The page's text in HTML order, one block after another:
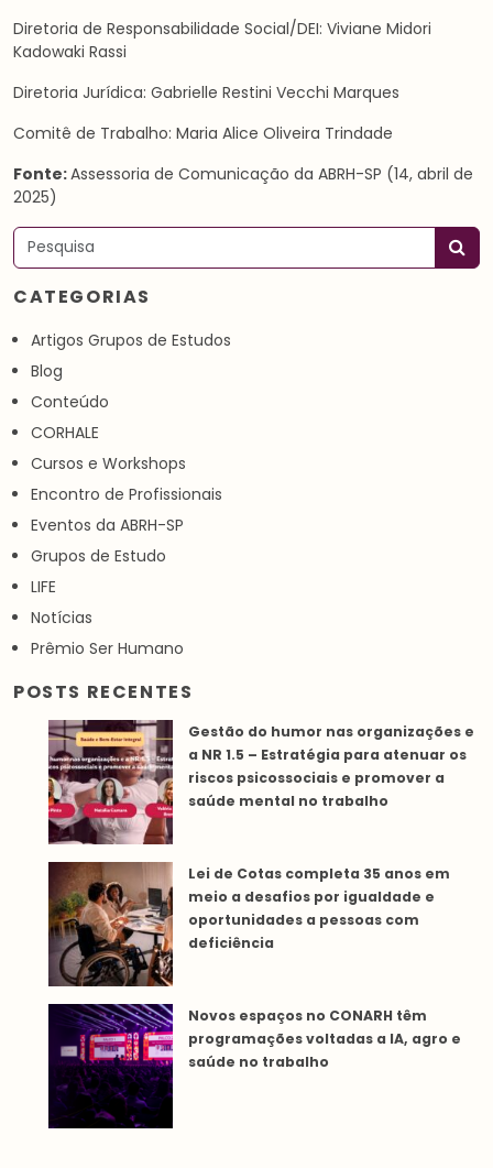
Diretoria de Responsabilidade Social/DEI: Viviane Midori
Kadowaki Rassi
Diretoria Jurídica: Gabrielle Restini Vecchi Marques
Comitê de Trabalho: Maria Alice Oliveira Trindade
Fonte:Assessoria de Comunicação da ABRH-SP (14, abril de
2025)
Pesquisar
CATEGORIAS
Artigos Grupos de Estudos
Blog
Conteúdo
CORHALE
Cursos e Workshops
Encontro de Profissionais
Eventos da ABRH-SP
Grupos de Estudo
LIFE
Notícias
Prêmio Ser Humano
POSTS RECENTES
Gestão do humor nas organizações e
a NR 1.5 – Estratégia para atenuar os
riscos psicossociais e promover a
saúde mental no trabalho
Lei de Cotas completa 35 anos em
meio a desafios por igualdade e
oportunidades a pessoas com
deficiência
Novos espaços no CONARH têm
programações voltadas a IA, agro e
saúde no trabalho